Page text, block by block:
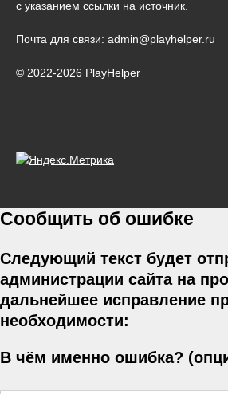
с указанием ссылки на источник.
Почта для связи: admin@playhelper.ru
© 2022-2026 PlayHelper
Сообщить об ошибке
Следующий текст будет
администрации сайта на
дальнейшее исправление
необходимости:
В чём именно ошибка?